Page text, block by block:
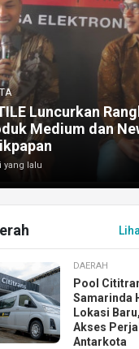
Luncurkan
Medium dan
yang lalu
DAERAH
Pool
Samarinda
Lokasi
Akses
Antarkota